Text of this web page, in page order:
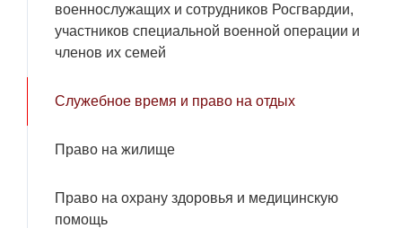
военнослужащих и сотрудников Росгвардии,
участников специальной военной операции и
членов их семей
Служебное время и право на отдых
Право на жилище
Право на охрану здоровья и медицинскую
помощь